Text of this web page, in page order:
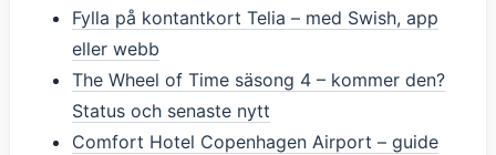
Fylla på kontantkort Telia – med Swish, app
eller webb
The Wheel of Time säsong 4 – kommer den?
Status och senaste nytt
Comfort Hotel Copenhagen Airport – guide